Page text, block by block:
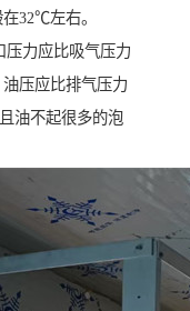
32℃左右。
力应比吸气压力
压应比排气压力
油不起很多的泡